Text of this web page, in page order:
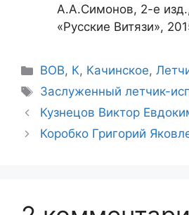
А.А.Симонов, 2-е
«Русские Витязи»,
Рубрики
ВОВ, К, Качинское,
Метки
Заслуженный летчик-
Кузнецов Виктор
Коробко Григорий